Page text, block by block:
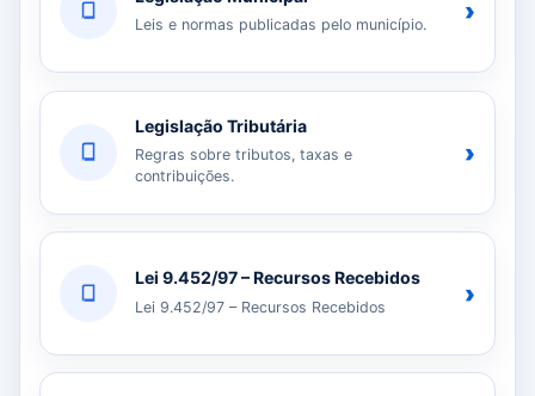
Leis e normas publicadas pelo município. ›
Legislação Tributária
Regras sobre tributos, taxas e
contribuições.
›
Lei 9.452/97 – Recursos Recebidos
Lei 9.452/97 – Recursos Recebidos ›